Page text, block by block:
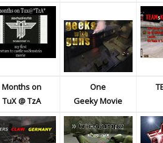
Months on
TuX @ TzA
One
Geeky Movie